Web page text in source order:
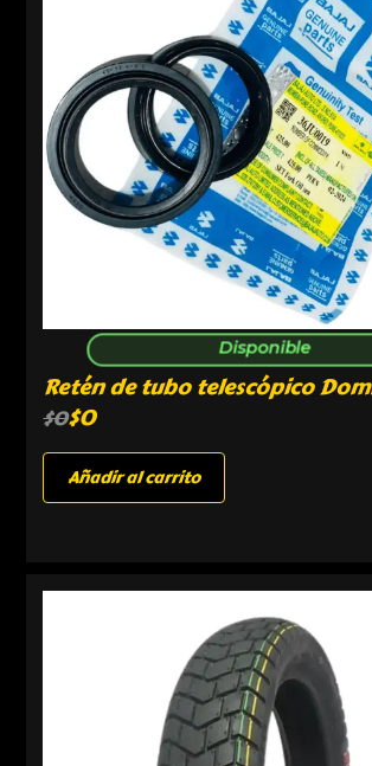
Disponible
Retén de tubo telescópico
$0$0
Añadir al carrito